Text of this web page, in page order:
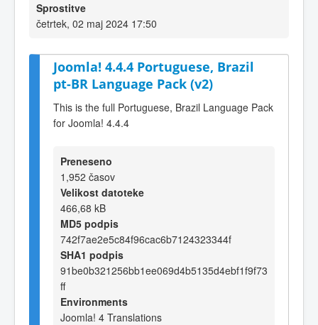
Sprostitve
četrtek, 02 maj 2024 17:50
Joomla! 4.4.4 Portuguese, Brazil
pt-BR Language Pack (v2)
This is the full Portuguese, Brazil Language Pack
for Joomla! 4.4.4
Preneseno
1,952 časov
Velikost datoteke
466,68 kB
MD5 podpis
742f7ae2e5c84f96cac6b7124323344f
SHA1 podpis
91be0b321256bb1ee069d4b5135d4ebf1f9f73
ff
Environments
Joomla! 4 Translations